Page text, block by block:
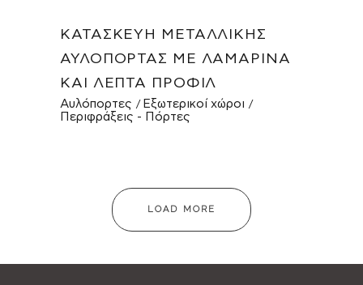
ΚΑΤΑΣΚΕΥΉ ΜΕΤΑΛΛΙΚΉΣ
ΑΥΛΌΠΟΡΤΑΣ ΜΕ ΛΑΜΑΡΊΝΑ
ΚΑΙ ΛΕΠΤΆ ΠΡΟΦΊΛ
Αυλόπορτες
Εξωτερικοί χώροι
Περιφράξεις - Πόρτες
LOAD MORE